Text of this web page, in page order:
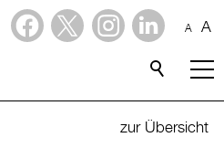
A A
zur Übersicht